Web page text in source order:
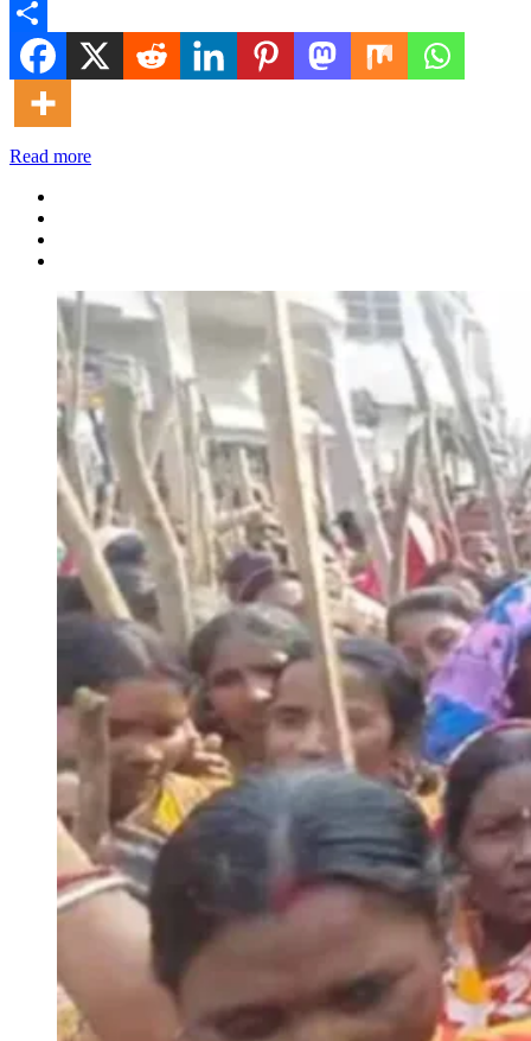
Message
Share
Read more